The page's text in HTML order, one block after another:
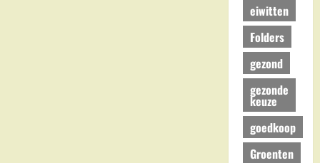
eiwitten
Folders
gezond
gezonde
keuze
goedkoop
Groenten